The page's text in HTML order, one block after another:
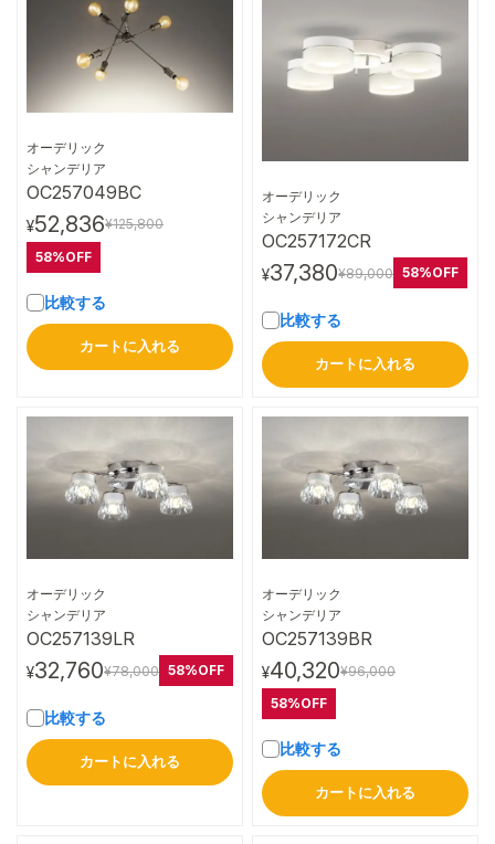
オーデリック
シャンデリア
OC257049BC
¥52,836¥125,800
58%OFF
比較する
カートに入れる
オーデリック
シャンデリア
OC257172CR
¥37,380¥89,000 58%OFF
比較する
カートに入れる
オーデリック
シャンデリア
OC257139LR
¥32,760¥78,000 58%OFF
比較する
カートに入れる
オーデリック
シャンデリア
OC257139BR
¥40,320¥96,000
58%OFF
比較する
カートに入れる